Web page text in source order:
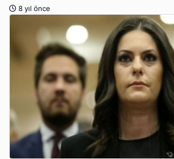
8 yıl önce